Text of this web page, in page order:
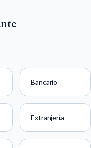
Bancario
Extranjería